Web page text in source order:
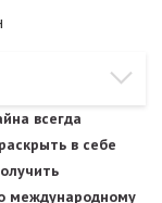
всегда
в себе
международному